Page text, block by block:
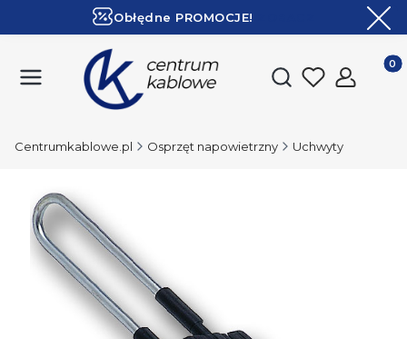
Obłędne PROMOCJE!
Otwórz
Centrumkablowe.pl Osprzęt napowietrzny Uchwyty